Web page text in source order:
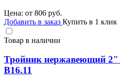
Цена: от 806 руб.
Добавить в заказ Купить в 1 клик
Товар в наличии
Тройник нержавеющий 2"
B16.11